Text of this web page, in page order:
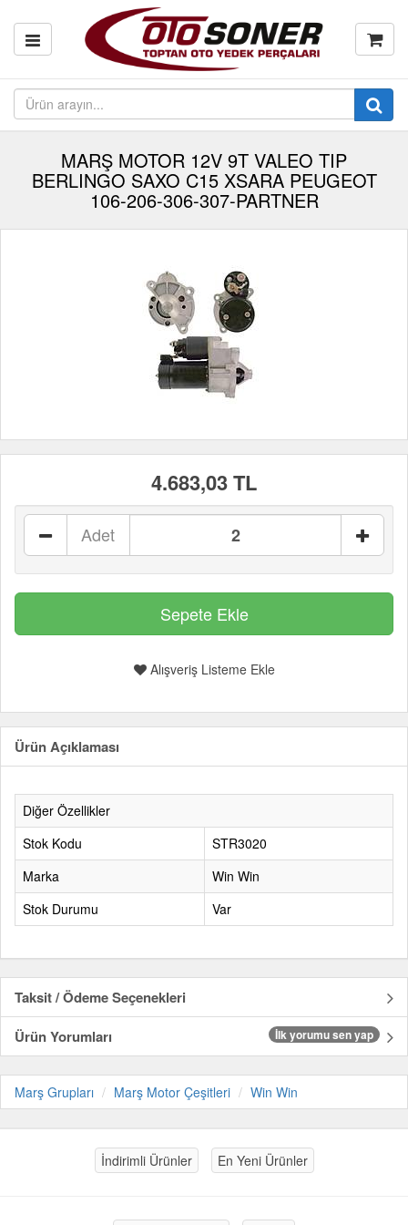
MARŞ MOTOR 12V 9T VALEO TIP
BERLINGO SAXO C15 XSARA PEUGEOT
106-206-306-307-PARTNER
4.683,03 TL
Adet
Alışveriş Listeme Ekle
Ürün Açıklaması
Diğer Özellikler
Stok Kodu
STR3020
Marka
Win Win
Stok Durumu
Var
Taksit / Ödeme Seçenekleri
Ürün Yorumları
İlk yorumu sen yap
Marş Grupları Marş Motor Çeşitleri Win Win
İndirimli Ürünler En Yeni Ürünler